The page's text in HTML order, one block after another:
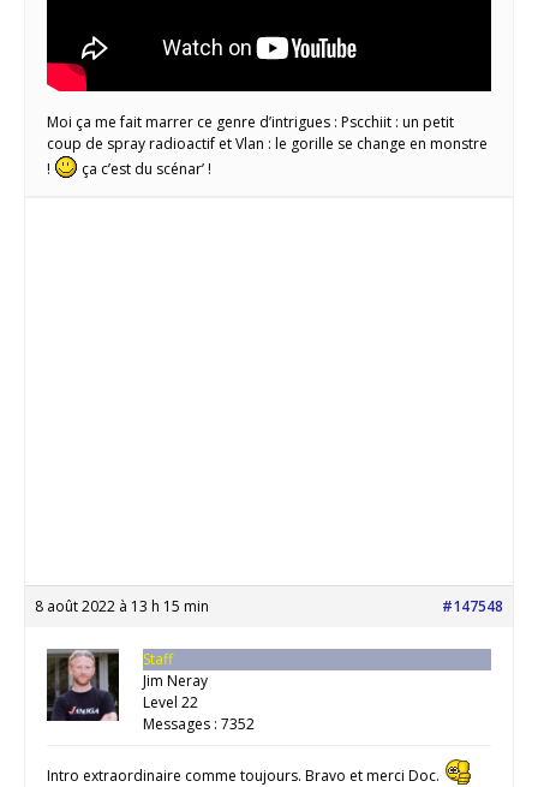
Moi ça me fait marrer ce genre d’intrigues : Pscchiit : un petit
coup de spray radioactif et Vlan : le gorille se change en monstre
!
ça c’est du scénar’ !
8 août 2022 à 13 h 15 min #147548
Staff
Jim Neray
Level 22
Messages : 7352
Intro extraordinaire comme toujours. Bravo et merci Doc.